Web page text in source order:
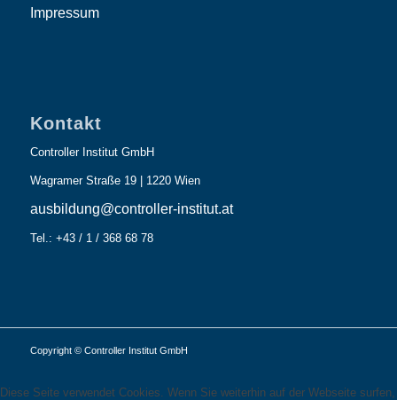
Impressum
Kontakt
Controller Institut GmbH
Wagramer Straße 19 | 1220 Wien
ausbildung@controller-institut.at
Tel.: +43 / 1 / 368 68 78
Copyright © Controller Institut GmbH
Diese Seite verwendet Cookies. Wenn Sie weiterhin auf der Webseite surfen,